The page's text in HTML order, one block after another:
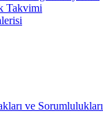
Takvimi
ve Sorumlulukları